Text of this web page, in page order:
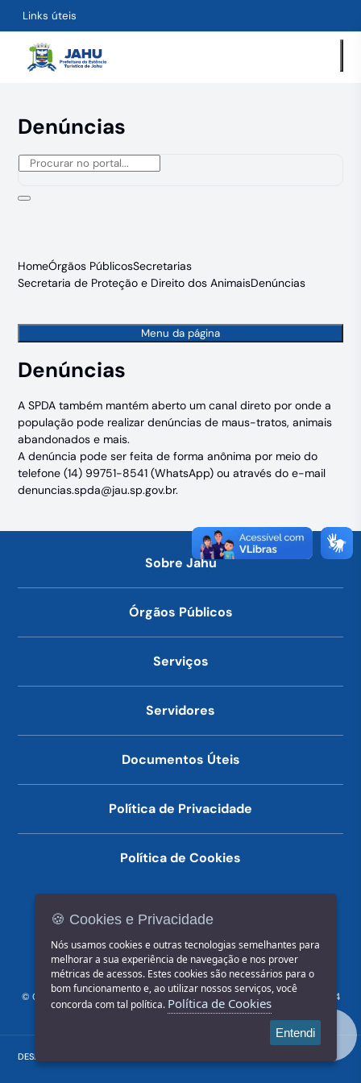
Links úteis
Denúncias
HomeÓrgãos PúblicosSecretarias
Secretaria de Proteção e Direito dos AnimaisDenúncias
Menu da página
Denúncias
A SPDA também mantém aberto um canal direto por onde a
população pode realizar denúncias de maus-tratos, animais
abandonados e mais.
A denúncia pode ser feita de forma anônima por meio do
telefone(14) 99751-8541 (WhatsApp) ou através do e-mail
denuncias.spda@jau.sp.gov.br.
Sobre Jahu
Órgãos Públicos
Serviços
Servidores
Documentos Úteis
Política de Privacidade
Política de Cookies
© COPYRIGHT 2026, Prefeitura Municipal de Jahu | Rua Paissandu, 444
- Centro CEP: 17201-900
DESENVOLVIDO POR
🍪 Cookies e Privacidade
Nós usamos cookies e outras tecnologias semelhantes para
melhorar a sua experiência de navegação e nos prover
métricas de acessos. Estes cookies são necessários para o
bom funcionamento e, ao utilizar nossos serviços, você
concorda com tal política. Política de Cookies
Entendi